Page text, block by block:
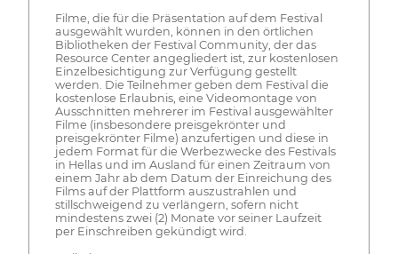
Filme, die für die Präsentation auf dem Festival
ausgewählt wurden, können in den örtlichen
Bibliotheken der Festival Community, der das
Resource Center angegliedert ist, zur kostenlosen
Einzelbesichtigung zur Verfügung gestellt
werden. Die Teilnehmer geben dem Festival die
kostenlose Erlaubnis, eine Videomontage von
Ausschnitten mehrerer im Festival ausgewählter
Filme (insbesondere preisgekrönter und
preisgekrönter Filme) anzufertigen und diese in
jedem Format für die Werbezwecke des Festivals
in Hellas und im Ausland für einen Zeitraum von
einem Jahr ab dem Datum der Einreichung des
Films auf der Plattform auszustrahlen und
stillschweigend zu verlängern, sofern nicht
mindestens zwei (2) Monate vor seiner Laufzeit
per Einschreiben gekündigt wird.